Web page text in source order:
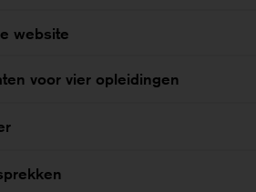
website
voor vier opleidingen